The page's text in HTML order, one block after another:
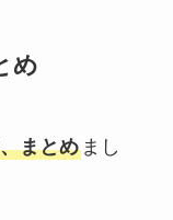
め
まとめまし